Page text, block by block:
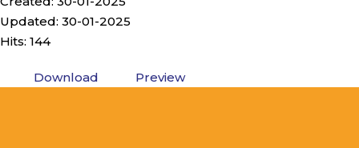
Updated: 30-01-2025
Hits: 144
Download Preview